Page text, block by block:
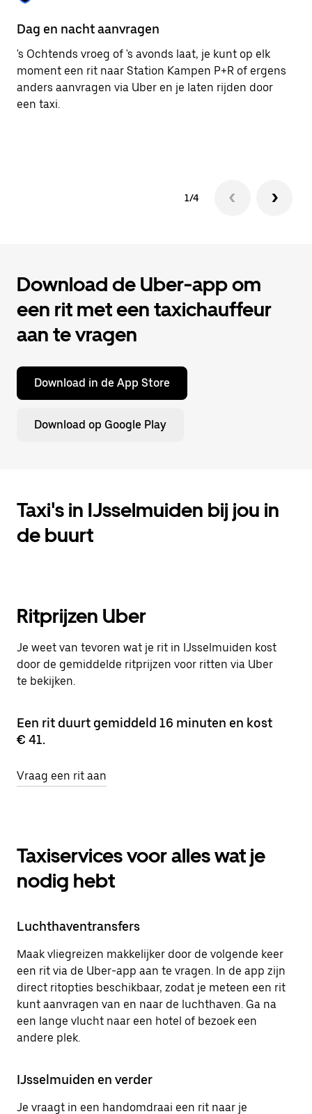
Dag en nacht aanvragen
's Ochtends vroeg of 's avonds laat, je kunt op elk
moment een rit naar Station Kampen P+R of ergens
anders aanvragen via Uber en je laten rijden door
een taxi.
1/4
Download de Uber-app om
een rit met een taxichauffeur
aan te vragen
Download in de App Store
Download op Google Play
Taxi's in IJsselmuiden bij jou in
de buurt
Ritprijzen Uber
Je weet van tevoren wat je rit in IJsselmuiden kost
door de gemiddelde ritprijzen voor ritten via Uber
te bekijken.
Een rit duurt gemiddeld 16 minuten en kost
€ 41.
Vraag een rit aan
Taxiservices voor alles wat je
nodig hebt
Luchthaventransfers
Maak vliegreizen makkelijker door de volgende keer
een rit via de Uber-app aan te vragen. In de app zijn
direct ritopties beschikbaar, zodat je meteen een rit
kunt aanvragen van en naar de luchthaven. Ga na
een lange vlucht naar een hotel of bezoek een
andere plek.
IJsselmuiden en verder
Je vraagt in een handomdraai een rit naar je